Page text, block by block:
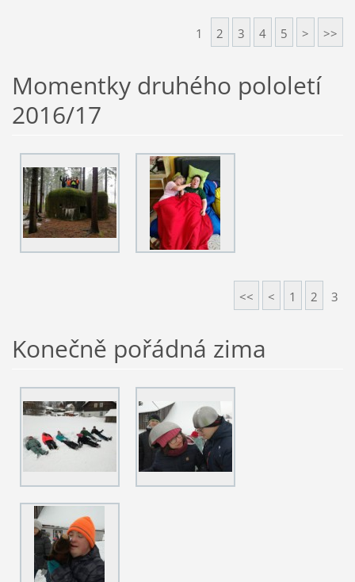
1 2 3 4 5 > >>
Momentky druhého pololetí
2016/17
<< < 1 2 3
Konečně pořádná zima